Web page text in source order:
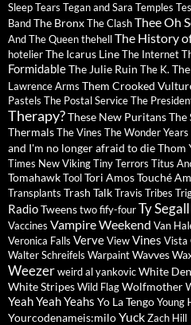
SleepTears Tegan and Sara Temples
BandThe BronxThe ClashThee Oh
And The QueenthehellThe History
hotelierThe Icarus LineThe Internet
FormidableThe Julie Ruin The K.
Lawrence Arms Them Crooked
Pastels The Postal ServiceThe
Therapy?These New PuritansThe
ThermalsThe Vines The Wonder Years
and I'm no longer afraid to dieThom
Times New VikingTiny Terrors Titus
TomahawkToolTori AmosTouché
Transplants Trash TalkTravis Tribes
RadioTweenstwo fify-fourTy Segall
Vaccines Vampire Weekend Van
Veronica Falls VerveViewVines Vista
Walter Schreifels WarpaintWavves
Weezerweird al yankovicWhite
White StripesWild FlagWolfmother
Yeah Yeah Yeahs Yo La TengoYoung
Yourcodenameis:miloYuckZach Hill